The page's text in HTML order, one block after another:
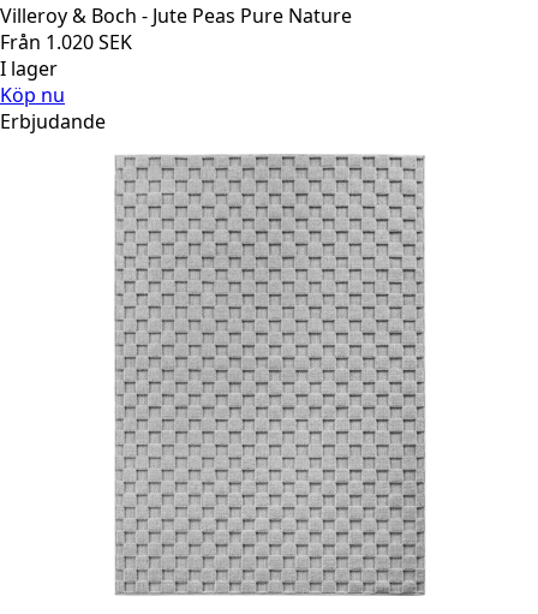
Villeroy & Boch - Jute Peas Pure Nature
Från 1.020SEK
I lager
Köp nu
Erbjudande